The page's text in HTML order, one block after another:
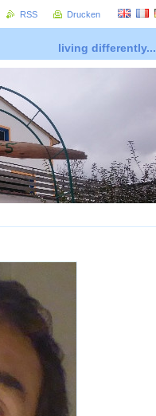
living differently...
RSS Drucken